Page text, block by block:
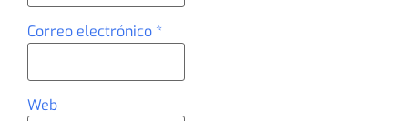
Correo electrónico *
Web